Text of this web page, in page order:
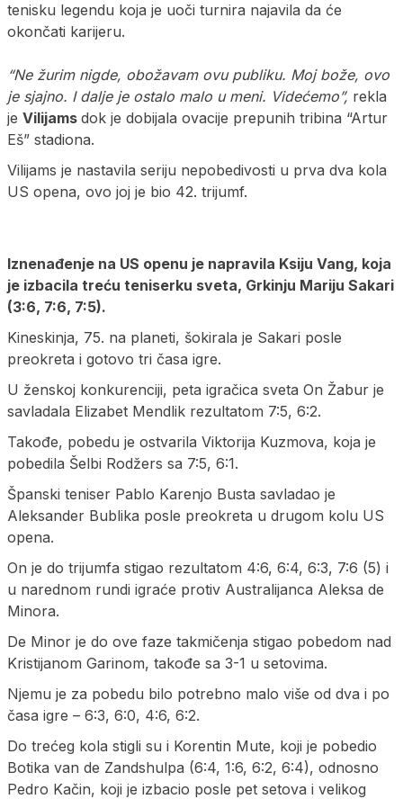
tenisku legendu koja je uoči turnira najavila da će
okončati karijeru.
“Ne žurim nigde, obožavam ovu publiku. Moj bože, ovo
je sjajno. I dalje je ostalo malo u meni. Videćemo”, rekla
je Vilijams dok je dobijala ovacije prepunih tribina “Artur
Eš” stadiona.
Vilijams je nastavila seriju nepobedivosti u prva dva kola
US opena, ovo joj je bio 42. trijumf.
Iznenađenje na US openu je napravila Ksiju Vang, koja
je izbacila treću teniserku sveta, Grkinju Mariju Sakari
(3:6, 7:6, 7:5).
Kineskinja, 75. na planeti, šokirala je Sakari posle
preokreta i gotovo tri časa igre.
U ženskoj konkurenciji, peta igračica sveta On Žabur je
savladala Elizabet Mendlik rezultatom 7:5, 6:2.
Takođe, pobedu je ostvarila Viktorija Kuzmova, koja je
pobedila Šelbi Rodžers sa 7:5, 6:1.
Španski teniser Pablo Karenjo Busta savladao je
Aleksander Bublika posle preokreta u drugom kolu US
opena.
On je do trijumfa stigao rezultatom 4:6, 6:4, 6:3, 7:6 (5) i
u narednom rundi igraće protiv Australijanca Aleksa de
Minora.
De Minor je do ove faze takmičenja stigao pobedom nad
Kristijanom Garinom, takođe sa 3-1 u setovima.
Njemu je za pobedu bilo potrebno malo više od dva i po
časa igre – 6:3, 6:0, 4:6, 6:2.
Do trećeg kola stigli su i Korentin Mute, koji je pobedio
Botika van de Zandshulpa (6:4, 1:6, 6:2, 6:4), odnosno
Pedro Kačin, koji je izbacio posle pet setova i velikog